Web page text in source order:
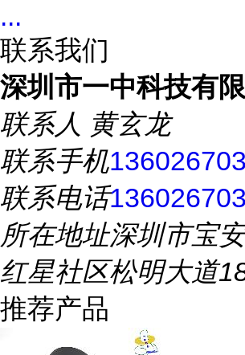
...
联系我们
深圳市一中科技有
联系人 黄玄龙
联系手机
联系电话
所在地址深圳市宝
红星社区松明大道
推荐产品